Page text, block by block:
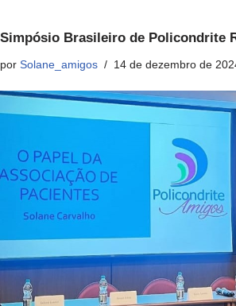
Simpósio Brasileiro de Policondrite
por Solane_amigos 14 de dezembro de